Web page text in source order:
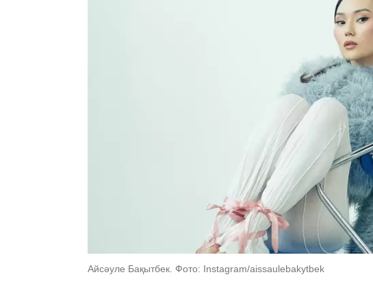
Айсәуле Бақытбек. Фото: Instagram/aissaulebakytbek